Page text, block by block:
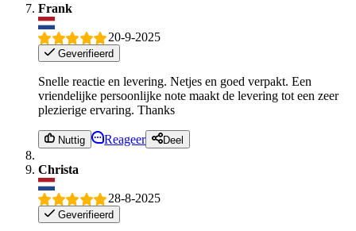
Frank
20-9-2025
Geverifieerd
Snelle reactie en levering. Netjes en goed verpakt. Een
vriendelijke persoonlijke note maakt de levering tot een zeer
plezierige ervaring. Thanks
Nuttig Reageer Deel
Christa
28-8-2025
Geverifieerd